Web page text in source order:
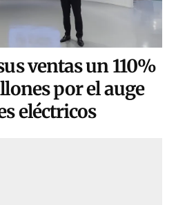
ventas un 110%
por el auge
eléctricos